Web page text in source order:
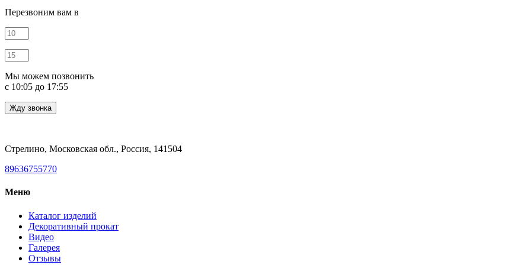
Перезвоним вам в
Мы можем позвонить
c 10:05 до 17:55
Стрелино, Московская обл., Россия, 141504
89636755770
Меню
Каталог изделий
Декоративный прокат
Видео
Галерея
Отзывы